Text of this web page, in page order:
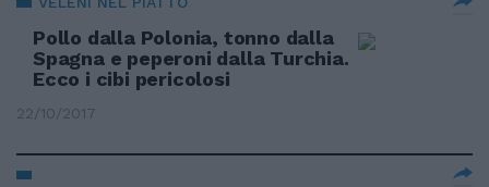
Pollo dalla Polonia, tonno dalla
Spagna e peperoni dalla Turchia.
Ecco i cibi pericolosi
22/10/2017